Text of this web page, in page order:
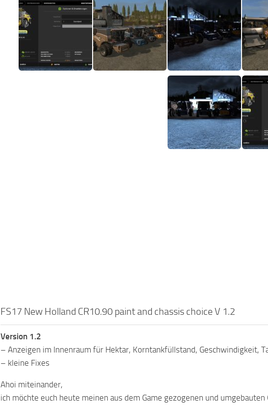
FS17 New Holland CR10.90 paint and chassis choice V 1.2
Version 1.2
– Anzeigen im Innenraum für Hektar, Korntankfüllstand, Geschwindigkeit,
– kleine Fixes
Ahoi miteinander,
ich möchte euch heute meinen aus dem Game gezogenen und